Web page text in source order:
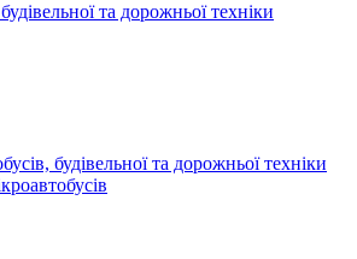
та дорожньої техніки
будівельної та дорожньої техніки